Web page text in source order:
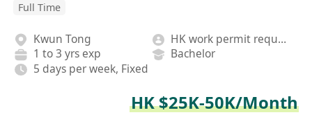
Full Time
Kwun Tong
HK work permit required
1 to 3 yrs exp
Bachelor
5 days per week, Fixed
HK $25K-50K/Month